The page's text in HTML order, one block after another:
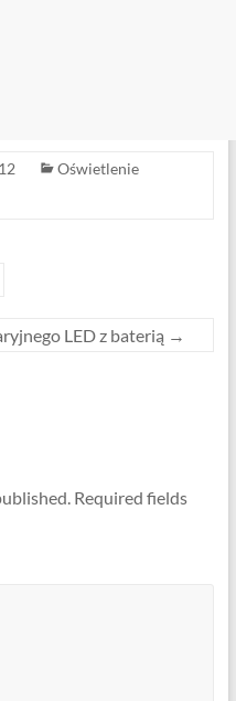
Oświetlenie
LED z baterią →
Required fields